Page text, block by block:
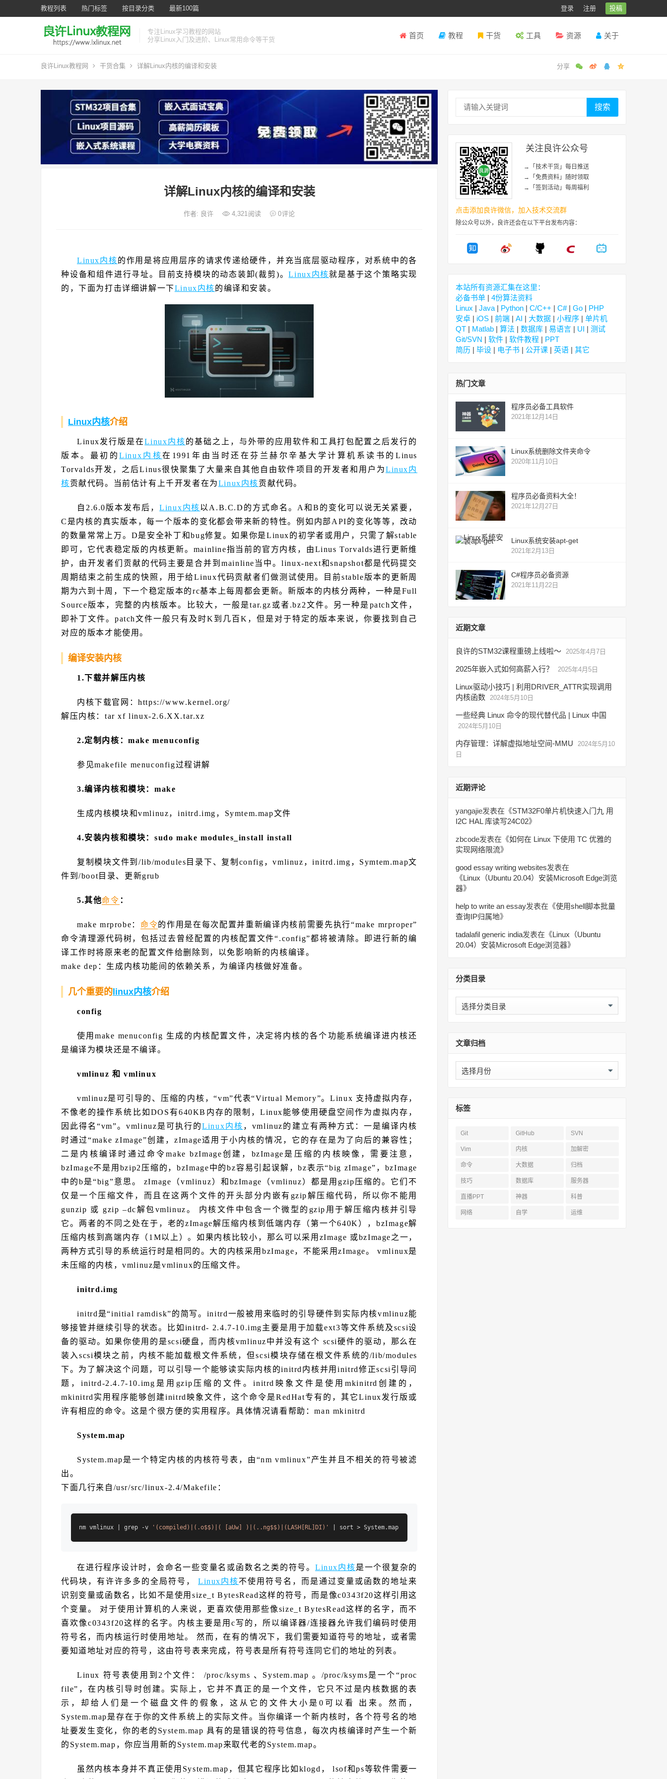
教程列表 热门标签 按目录分类 最新100篇 登录 注册 投稿
专注Linux学习教程的网站
分享Linux入门及进阶、Linux常用命令等干货
首页 教程 干货 工具 资源 关于
良许Linux教程网 干货合集 详解Linux内核的编译和安装
详解Linux内核的编译和安装
作者: 良许 4,321阅读 0评论
Linux内核的作用是将应用层序的请求传递给硬件，并充当底层驱动程序，对系统中的各
种设备和组件进行寻址。目前支持模块的动态装卸(裁剪)。Linux内核就是基于这个策略实现
的，下面为打击详细讲解一下Linux内核的编译和安装。
Linux内核介绍
Linux发行版是在Linux内核的基础之上，与外带的应用软件和工具打包配置之后发行的
版本。最初的Linux内核在1991年由当时还在芬兰赫尔辛基大学计算机系读书的Linus
Torvalds开发，之后Linus很快聚集了大量来自其他自由软件项目的开发者和用户为Linux内
核贡献代码。当前估计有上千开发者在为Linux内核贡献代码。
自2.6.0版本发布后，Linux内核以A.B.C.D的方式命名。A和B的变化可以说无关紧要，
C是内核的真实版本，每一个版本的变化都会带来新的特性。例如内部API的变化等等，改动
的数量常常上万。D是安全补丁和bug修复。如果你是Linux的初学者或用户，只需了解stable
即可，它代表稳定版的内核更新。mainline指当前的官方内核，由Linus Torvalds进行更新维
护，由开发者们贡献的代码主要是合并到mainline当中。linux-next和snapshot都是代码提交
周期结束之前生成的快照，用于给Linux代码贡献者们做测试使用。目前stable版本的更新周
期为六到十周，下一个稳定版本的rc基本上每周都会更新。新版本的内核分两种，一种是Full
Source版本，完整的内核版本。比较大，一般是tar.gz或者.bz2文件。另一种是patch文件，
即补丁文件。patch文件一般只有及时K到几百K，但是对于特定的版本来说，你要找到自己
对应的版本才能使用。
编译安装内核
1.下载并解压内核
内核下载官网：https://www.kernel.org/
解压内核：tar xf linux-2.6.XX.tar.xz
2.定制内核：make menuconfig
参见makefile menuconfig过程讲解
3.编译内核和模块：make
生成内核模块和vmlinuz，initrd.img，Symtem.map文件
4.安装内核和模块：sudo make modules_install install
复制模块文件到/lib/modules目录下、复制config，vmlinuz，initrd.img，Symtem.map文
件到/boot目录、更新grub
5.其他命令 ：
make mrprobe： 命令的作用是在每次配置并重新编译内核前需要先执行“make mrproper”
命令清理源代码树，包括过去曾经配置的内核配置文件“.config”都将被清除。即进行新的编
译工作时将原来老的配置文件给删除到，以免影响新的内核编译。
make dep：生成内核功能间的依赖关系，为编译内核做好准备。
几个重要的 linux内核介绍
config
使用make menuconfig 生成的内核配置文件，决定将内核的各个功能系统编译进内核还
是编译为模块还是不编译。
vmlinuz 和 vmlinux
vmlinuz是可引导的、压缩的内核，“vm”代表“Virtual Memory”。Linux 支持虚拟内存，
不像老的操作系统比如DOS有640KB内存的限制，Linux能够使用硬盘空间作为虚拟内存，
因此得名“vm”。vmlinuz是可执行的Linux内核 ，vmlinuz的建立有两种方式：一是编译内核
时通过“make zImage”创建，zImage适用于小内核的情况，它的存在是为了向后的兼容性；
二是内核编译时通过命令make bzImage创建，bzImage是压缩的内核映像，需要注意，
bzImage不是用bzip2压缩的，bzImage中的bz容易引起误解，bz表示“big zImage”，bzImage
中的b是“big”意思。 zImage（vmlinuz）和bzImage（vmlinuz）都是用gzip压缩的。它们不
仅是一个压缩文件，而且在这两个文件的开头部分内嵌有gzip解压缩代码，所以你不能用
gunzip 或 gzip –dc解包vmlinuz。 内核文件中包含一个微型的gzip用于解压缩内核并引导
它。两者的不同之处在于，老的zImage解压缩内核到低端内存（第一个640K），bzImage解
压缩内核到高端内存（1M以上）。如果内核比较小，那么可以采用zImage 或bzImage之一，
两种方式引导的系统运行时是相同的。大的内核采用bzImage，不能采用zImage。 vmlinux是
未压缩的内核，vmlinuz是vmlinux的压缩文件。
initrd.img
initrd是“initial ramdisk”的简写。initrd一般被用来临时的引导硬件到实际内核vmlinuz能
够接管并继续引导的状态。比如initrd- 2.4.7-10.img主要是用于加载ext3等文件系统及scsi设
备的驱动。如果你使用的是scsi硬盘，而内核vmlinuz中并没有这个 scsi硬件的驱动，那么在
装入scsi模块之前，内核不能加载根文件系统，但scsi模块存储在根文件系统的/lib/modules
下。为了解决这个问题，可以引导一个能够读实际内核的initrd内核并用initrd修正scsi引导问
题，initrd-2.4.7-10.img是用gzip压缩的文件。initrd映象文件是使用mkinitrd创建的，
mkinitrd实用程序能够创建initrd映象文件，这个命令是RedHat专有的，其它Linux发行版或
许有相应的命令。这是个很方便的实用程序。具体情况请看帮助：man mkinitrd
System.map
System.map是一个特定内核的内核符号表，由“nm vmlinux”产生并且不相关的符号被滤
出。
下面几行来自/usr/src/linux-2.4/Makefile：
nm vmlinux | grep -v '(compiled)|(.o$$)|( [aUw] )|(..ng$$)|(LASH[RL]DI)'
在进行程序设计时，会命名一些变量名或函数名之类的符号。 Linux内核是一个很复杂的
代码块，有许许多多的全局符号， Linux内核不使用符号名，而是通过变量或函数的地址来
识别变量或函数名，比如不是使用size_t BytesRead这样的符号，而是像c0343f20这样引用这
个变量。 对于使用计算机的人来说，更喜欢使用那些像size_t BytesRead这样的名字，而不
喜欢像c0343f20这样的名字。内核主要是用c写的，所以编译器/连接器允许我们编码时使用
符号名，而内核运行时使用地址。 然而，在有的情况下，我们需要知道符号的地址，或者需
要知道地址对应的符号，这由符号表来完成，符号表是所有符号连同它们的地址的列表。
Linux 符号表使用到2个文件： /proc/ksyms 、System.map 。/proc/ksyms是一个“proc
file”，在内核引导时创建。实际上，它并不真正的是一个文件，它只不过是内核数据的表
示，却给人们是一个磁盘文件的假象，这从它的文件大小是0可以看 出来。然而，
System.map是存在于你的文件系统上的实际文件。当你编译一个新内核时，各个符号名的地
址要发生变化，你的老的System.map 具有的是错误的符号信息，每次内核编译时产生一个新
的System.map，你应当用新的System.map来取代老的System.map。
虽然内核本身并不真正使用System.map，但其它程序比如klogd， lsof和ps等软件需要一
搜索
关注良许公众号
→「技术干货」每日推送
→「免费资料」随时领取
→「签到活动」每周福利
点击添加良许微信，加入技术交流群
除公众号以外，良许还会在以下平台发布内容：
本站所有资源汇集在这里：
必备书单 | 4份算法资料
Linux | Java | Python | C/C++ | C#| Go | PHP
安卓 | iOS | 前端 | AI | 大数据 | 小程序 | 单片机
QT | Matlab | 算法 | 数据库 | 易语言 | UI | 测试
Git/SVN | 软件 | 软件教程 | PPT
简历 | 毕设 | 电子书 | 公开课 | 英语 | 其它
热门文章
程序员必备工具软件
2021年12月14日
Linux系统删除文件夹命令
2020年11月10日
程序员必备资料大全！
2021年12月27日
Linux系统安装apt-get
2021年2月13日
C#程序员必备资源
2021年11月22日
近期文章
良许的STM32课程重磅上线啦～ 2025年4月7日
2025年嵌入式如何高薪入行？ 2025年4月5日
Linux驱动小技巧 | 利用DRIVER_ATTR实现调用
内核函数 2024年5月10日
一些经典 Linux 命令的现代替代品 | Linux 中国
2024年5月10日
内存管理：详解虚拟地址空间-MMU
2024年5月10
日
近期评论
yangajie发表在《STM32F0单片机快速入门九 用
I2C HAL 库读写24C02》
zbcode发表在《如何在 Linux 下使用 TC 优雅的
实现网络限流》
good essay writing websites发表在
《Linux（Ubuntu 20.04）安装Microsoft Edge浏览
器》
help to write an essay发表在《使用shell脚本批量
查询IP归属地》
tadalafil generic india发表在《Linux（Ubuntu
20.04）安装Microsoft Edge浏览器》
分类目录
分
类
文章归档
文
章
标签
Git GitHub SVN
Vim 内核 加解密
命令 大数据 归档
技巧 数据库 服务器
直播PPT 神器 科普
网络 自学 运维